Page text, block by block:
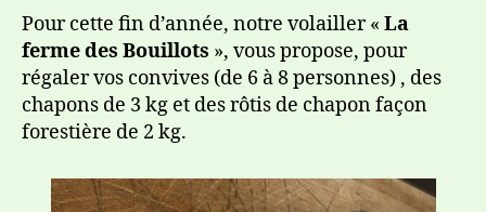
Pour cette fin d’année, notre volailler « La
ferme des Bouillots », vous propose, pour
régaler vos convives (de 6 à 8 personnes) , des
chapons de 3 kg et des rôtis de chapon façon
forestière de 2 kg.